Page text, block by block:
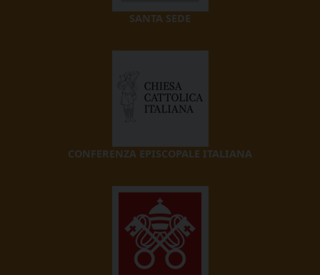
SANTA SEDE
CONFERENZA EPISCOPALE ITALIANA